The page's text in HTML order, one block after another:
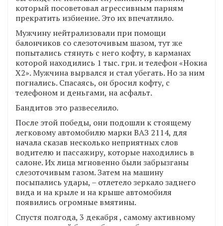
который посоветовал агрессивным парням
прекратить избиение. Это их впечатлило.
Мужчину нейтрализовали при помощи
балончиков со слезоточивым шазом, тут же
попытались стянуть с него кофту, в карманах
которой находились 1 тыс. грн. и телефон «Нокиа
Х2». Мужчина вырвался и стал убегать. Но за ним
погнались. Спасаясь, он бросил кофту, с
телефоном и деньгами, на асфальт.
Бандитов это развеселило.
После этой победы, они подошли к стоящему
легковому автомобилю марки ВАЗ 2114, для
начала сказав несколько неприятных слов
водителю и пассажиру, которые находились в
салоне. Их лица мгновенно были забрызганы
слезоточивым газом. Затем на машину
посыпались удары, – отлетело зеркало заднего
вида и на крыле и на крыше автомобиля
появились огромные вмятины.
Спустя полгода, 3 декабря , самому активному